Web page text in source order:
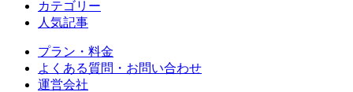
カテゴリー
人気記事
プラン・料金
よくある質問・お問い合わせ
運営会社